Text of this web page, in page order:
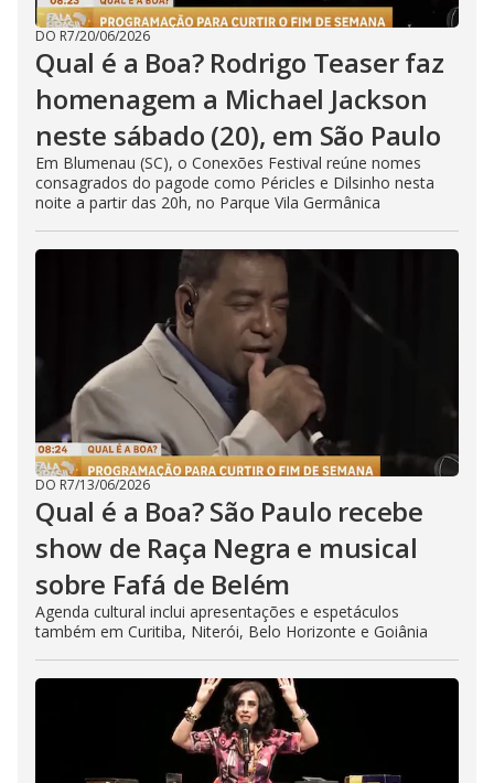
DO R7/20/06/2026
Qual é a Boa? Rodrigo Teaser faz
homenagem a Michael Jackson
neste sábado (20), em São Paulo
Em Blumenau (SC), o Conexões Festival reúne nomes
consagrados do pagode como Péricles e Dilsinho nesta
noite a partir das 20h, no Parque Vila Germânica
DO R7/13/06/2026
Qual é a Boa? São Paulo recebe
show de Raça Negra e musical
sobre Fafá de Belém
Agenda cultural inclui apresentações e espetáculos
também em Curitiba, Niterói, Belo Horizonte e Goiânia